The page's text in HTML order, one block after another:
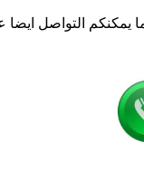
يمكنكم التواصل